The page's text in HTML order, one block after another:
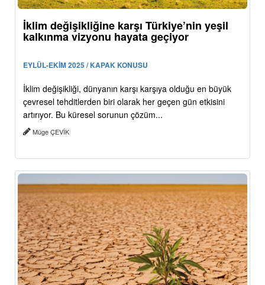
İklim değişikliğine karşı Türkiye’nin yeşil
kalkınma vizyonu hayata geçiyor
EYLÜL-EKİM 2025 / KAPAK KONUSU
İklim değişikliği, dünyanın karşı karşıya olduğu en büyük
çevresel tehditlerden biri olarak her geçen gün etkisini
artırıyor. Bu küresel sorunun çözüm...
Müge ÇEVİK